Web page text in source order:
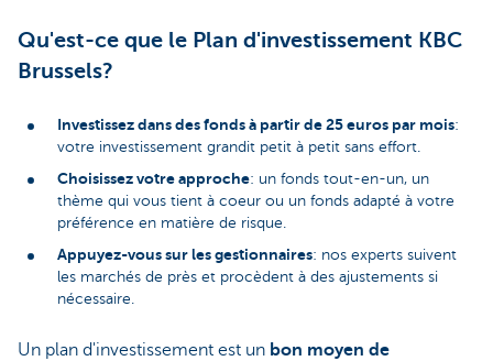
Qu'est-ce que le Plan d'investissement KBC
Brussels?
Investissez dans des fonds à partir de 25 euros par mois:
votre investissement grandit petit à petit sans effort.
Choisissez votre approche: un fonds tout-en-un, un
thème qui vous tient à coeur ou un fonds adapté à votre
préférence en matière de risque.
Appuyez-vous sur les gestionnaires: nos experts suivent
les marchés de près et procèdent à des ajustements si
nécessaire.
Un plan d'investissement est un bon moyen de